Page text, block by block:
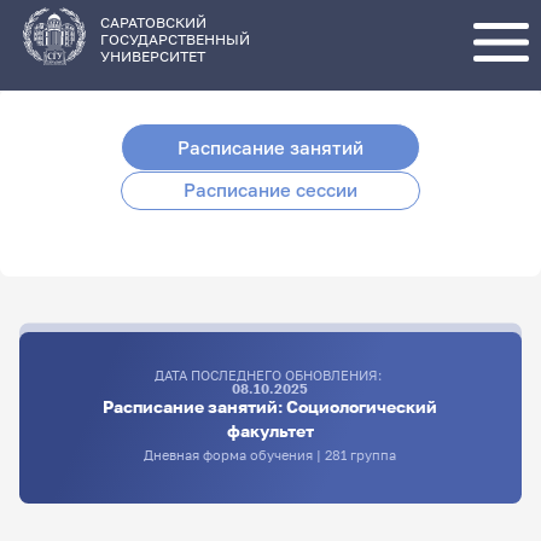
основному
содержанию
САРАТОВСКИЙ
ГОСУДАРСТВЕННЫЙ
УНИВЕРСИТЕТ
Расписание занятий
Расписание сессии
ДАТА ПОСЛЕДНЕГО ОБНОВЛЕНИЯ:
08.10.2025
Расписание занятий: Социологический
факультет
Дневная форма обучения | 281 группа